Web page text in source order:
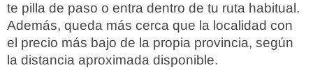
te pilla de paso o entra dentro de tu ruta habitual.
Además, queda más cerca que la localidad con
el precio más bajo de la propia provincia, según
la distancia aproximada disponible.